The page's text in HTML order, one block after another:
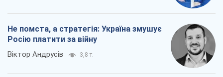
Не помста, а стратегія: Україна змушує
Росію платити за війну
Віктор Андрусів 3,8 т.